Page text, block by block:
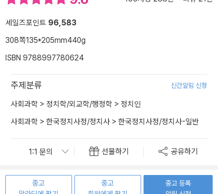
세일즈포인트 96,583
308쪽135*205mm440g
ISBN 9788997780624
주제분류 신간알림 신청
사회과학 > 정치학/외교학/행정학 > 정치인
사회과학 > 한국정치사정/정치사 > 한국정치사정/정치사-일반
선물하기 공유하기
중고
중고
중고 등록